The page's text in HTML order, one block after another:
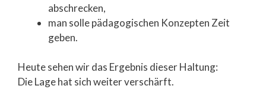
abschrecken,
man solle pädagogischen Konzepten Zeit
geben.
Heute sehen wir das Ergebnis dieser Haltung:
Die Lage hat sich weiter verschärft.